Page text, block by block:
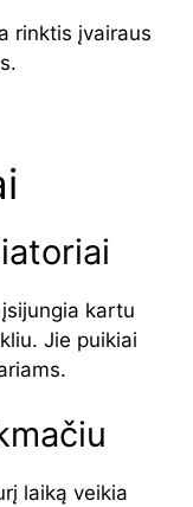
rinktis įvairaus
kartu
Jie puikiai
laiką veikia